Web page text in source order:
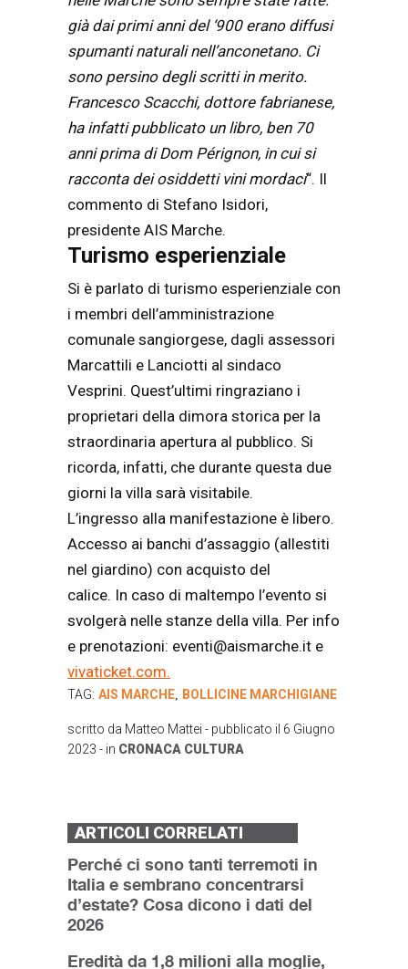
già dai primi anni del ‘900 erano diffusi
spumanti naturali nell’anconetano. Ci
sono persino degli scritti in merito.
Francesco Scacchi, dottore fabrianese,
ha infatti pubblicato un libro, ben 70
anni prima di Dom Pérignon, in cui si
racconta dei osiddetti vini mordaci“. Il
commento di Stefano Isidori,
presidente AIS Marche.
Turismo esperienziale
Si è parlato di turismo esperienziale con
i membri dell’amministrazione
comunale sangiorgese, dagli assessori
Marcattili e Lanciotti al sindaco
Vesprini. Quest’ultimi ringraziano i
proprietari della dimora storica per la
straordinaria apertura al pubblico. Si
ricorda, infatti, che durante questa due
giorni la villa sarà visitabile.
L’ingresso alla manifestazione è libero.
Accesso ai banchi d’assaggio (allestiti
nel giardino) con acquisto del
calice. In caso di maltempo l’evento si
svolgerà nelle stanze della villa. Per info
e prenotazioni: eventi@aismarche.it e
vivaticket.com.
TAG: AIS MARCHE, BOLLICINE MARCHIGIANE
scritto da Matteo Mattei - pubblicato il 6 Giugno
2023 - in CRONACA CULTURA
ARTICOLI CORRELATI
Perché ci sono tanti terremoti in
Italia e sembrano concentrarsi
d’estate? Cosa dicono i dati del
2026
Eredità da 1,8 milioni alla moglie,